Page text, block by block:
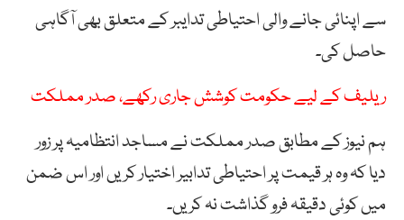
سے اپنائی جانے والی احتیاطی تدایبر کے متعلق بھی آگاہی
حاصل کی۔
ریلیف کے لیے حکومت کوشش جاری رکھے، صدر مملکت
ہم نیوز کے مطابق صدر مملکت نے مساجد انتظامیہ پر زور
دیا کہ وہ ہر قیمت پر احتیاطی تدابیر اختیار کریں اور اس ضمن
میں کوئی دقیقہ فرو گذاشت نہ کریں۔